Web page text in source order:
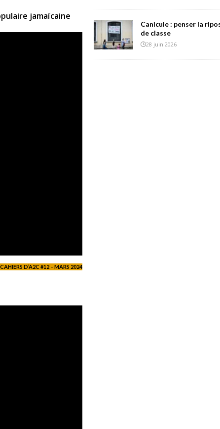
jamaïcaine
D’A2C #12 – MARS 2024
Canicule : penser la
de classe
28 juin 2026